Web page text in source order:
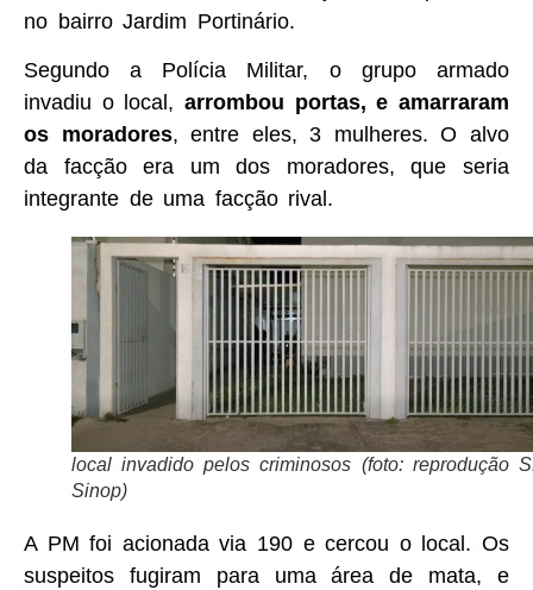
no bairro Jardim Portinário.
Segundo a Polícia Militar, o grupo armado
invadiu o local, arrombou portas, e amarraram
os moradores, entre eles, 3 mulheres. O alvo
da facção era um dos moradores, que seria
integrante de uma facção rival.
local invadido pelos criminosos (foto: reprodução
Sinop)
A PM foi acionada via 190 e cercou o local. Os
suspeitos fugiram para uma área de mata, e